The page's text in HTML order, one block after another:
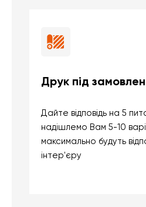
Друк під
Дайте відповідь на 5
надішлемо Вам 5-10
максимально будуть
інтер'єру